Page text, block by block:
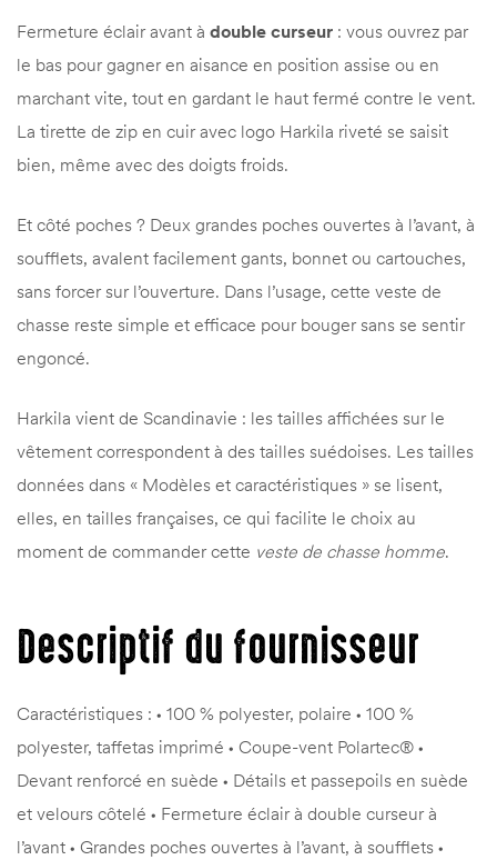
Fermeture éclair avant à double curseur : vous ouvrez par
le bas pour gagner en aisance en position assise ou en
marchant vite, tout en gardant le haut fermé contre le vent.
La tirette de zip en cuir avec logo Harkila riveté se saisit
bien, même avec des doigts froids.
Et côté poches ? Deux grandes poches ouvertes à l’avant, à
soufflets, avalent facilement gants, bonnet ou cartouches,
sans forcer sur l’ouverture. Dans l’usage, cette veste de
chasse reste simple et efficace pour bouger sans se sentir
engoncé.
Harkila vient de Scandinavie : les tailles affichées sur le
vêtement correspondent à des tailles suédoises. Les tailles
données dans « Modèles et caractéristiques » se lisent,
elles, en tailles françaises, ce qui facilite le choix au
moment de commander cette veste de chasse homme.
Descriptif du fournisseur
Caractéristiques : • 100 % polyester, polaire • 100 %
polyester, taffetas imprimé • Coupe-vent Polartec® •
Devant renforcé en suède • Détails et passepoils en suède
et velours côtelé • Fermeture éclair à double curseur à
l’avant • Grandes poches ouvertes à l’avant, à soufflets •